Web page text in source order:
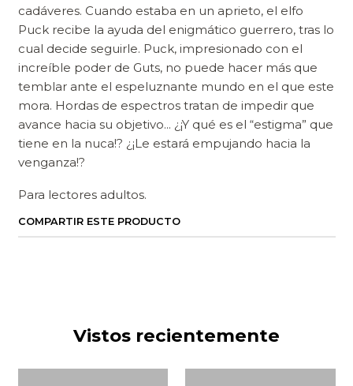
cadáveres. Cuando estaba en un aprieto, el elfo
Puck recibe la ayuda del enigmático guerrero, tras lo
cual decide seguirle. Puck, impresionado con el
increíble poder de Guts, no puede hacer más que
temblar ante el espeluznante mundo en el que este
mora. Hordas de espectros tratan de impedir que
avance hacia su objetivo... ¿¡Y qué es el “estigma” que
tiene en la nuca!? ¿¡Le estará empujando hacia la
venganza!?
Para lectores adultos.
COMPARTIR ESTE PRODUCTO
Vistos recientemente